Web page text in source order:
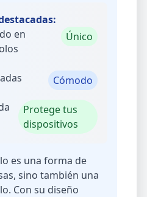
en
Único
Cómodo
Protege tus
dispositivos
es una forma de
sino también una
Con su diseño